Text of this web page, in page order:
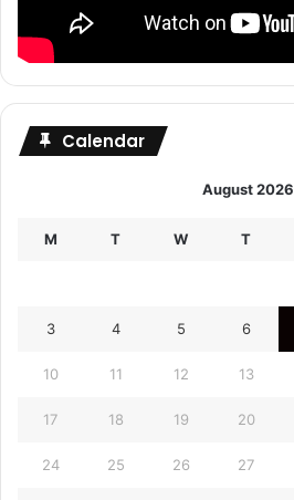
Calendar
August 2026
M T W T
3 4 5 6
10 11 12 13
17 18 19 20
24 25 26 27